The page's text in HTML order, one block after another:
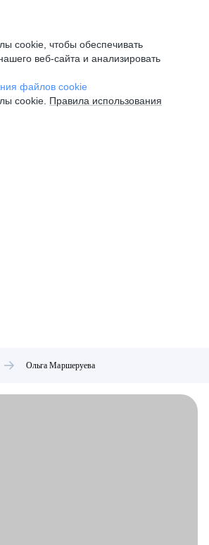
cookie, чтобы обеспечивать
веб-сайта и анализировать
файлов cookie
cookie. Правила использования
Ольга Маршеруева